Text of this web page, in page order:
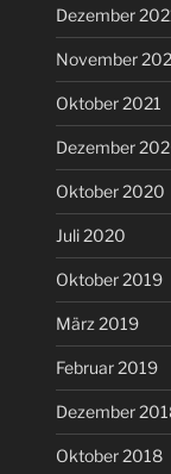
Dezember
November
Oktober 2021
Dezember
Oktober 2020
Juli 2020
Oktober 2019
März 2019
Februar 2019
Dezember
Oktober 2018